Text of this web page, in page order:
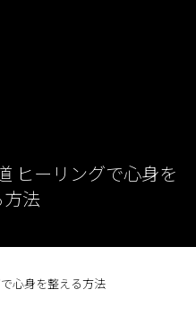
ヒーリングで心身を
法
心身を整える方法